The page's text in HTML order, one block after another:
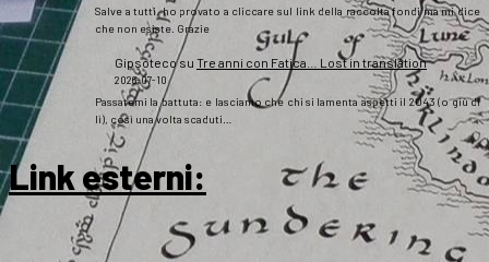
Salve a tutti, ho provato a cliccare sul link della raccolta fondi ma mi dice
che non esiste. Grazie
Gipsotecosu Tre anni con Fatica… Lost in translation
2026-07-10
Passatemi la battuta: e lasciamo che chi si lamenta aspetti il 2043 (o giù di
lì), così una volta scaduti…
Link esterni: